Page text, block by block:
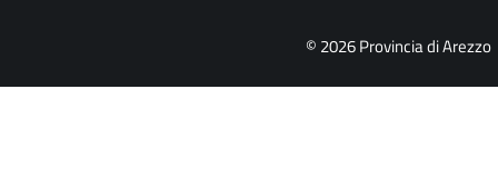
© 2026 Provincia di Arezzo